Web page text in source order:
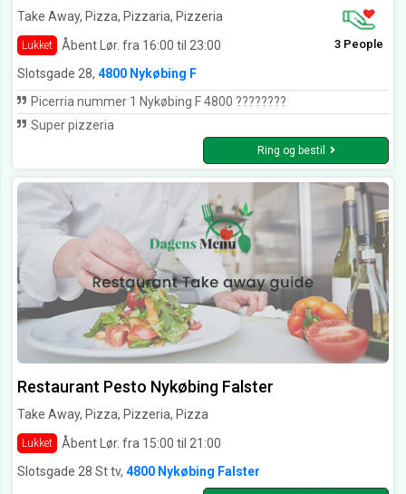
Take Away, Pizza, Pizzaria, Pizzeria
Lukket Åbent Lør. fra 16:00 til 23:00 3 People
Slotsgade 28, 4800 Nykøbing F
Picerria nummer 1 Nykøbing F 4800 ????????
Super pizzeria
Ring og bestil
Restaurant Pesto Nykøbing Falster
Take Away, Pizza, Pizzeria, Pizza
Lukket
Åbent Lør. fra 15:00 til 21:00
Slotsgade 28 St tv, 4800 Nykøbing Falster